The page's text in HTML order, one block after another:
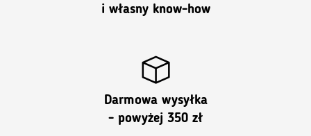
i własny know-how
Darmowa wysyłka
- powyżej 350 zł